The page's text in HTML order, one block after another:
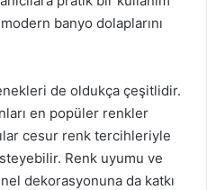
banyo dolaplarını
de oldukça çeşitlidir.
en popüler renkler
cesur renk tercihleriyle
Renk uyumu ve
dekorasyonuna da katkı